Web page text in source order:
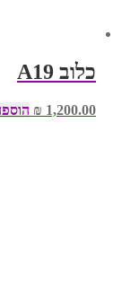
כלוב A19
₪ 1,200.00